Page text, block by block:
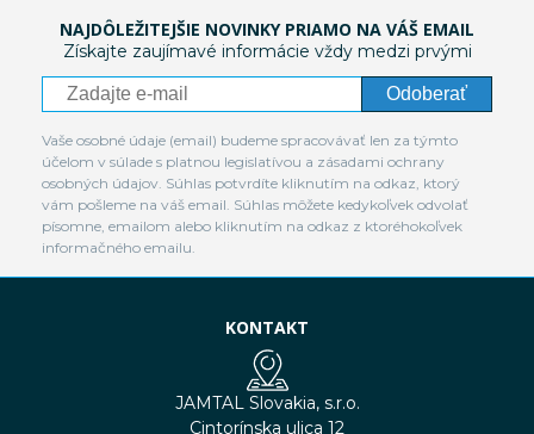
NAJDÔLEŽITEJŠIE NOVINKY PRIAMO NA VÁŠ EMAIL
Získajte zaujímavé informácie vždy medzi prvými
Odoberať
Vaše osobné údaje (email) budeme spracovávať len za týmto
účelom v súlade s platnou legislatívou a zásadami ochrany
osobných údajov. Súhlas potvrdíte kliknutím na odkaz, ktorý
vám pošleme na váš email. Súhlas môžete kedykoľvek odvolať
písomne, emailom alebo kliknutím na odkaz z ktoréhokoľvek
informačného emailu.
KONTAKT
JAMTAL Slovakia, s.r.o.
Cintorínska ulica 12